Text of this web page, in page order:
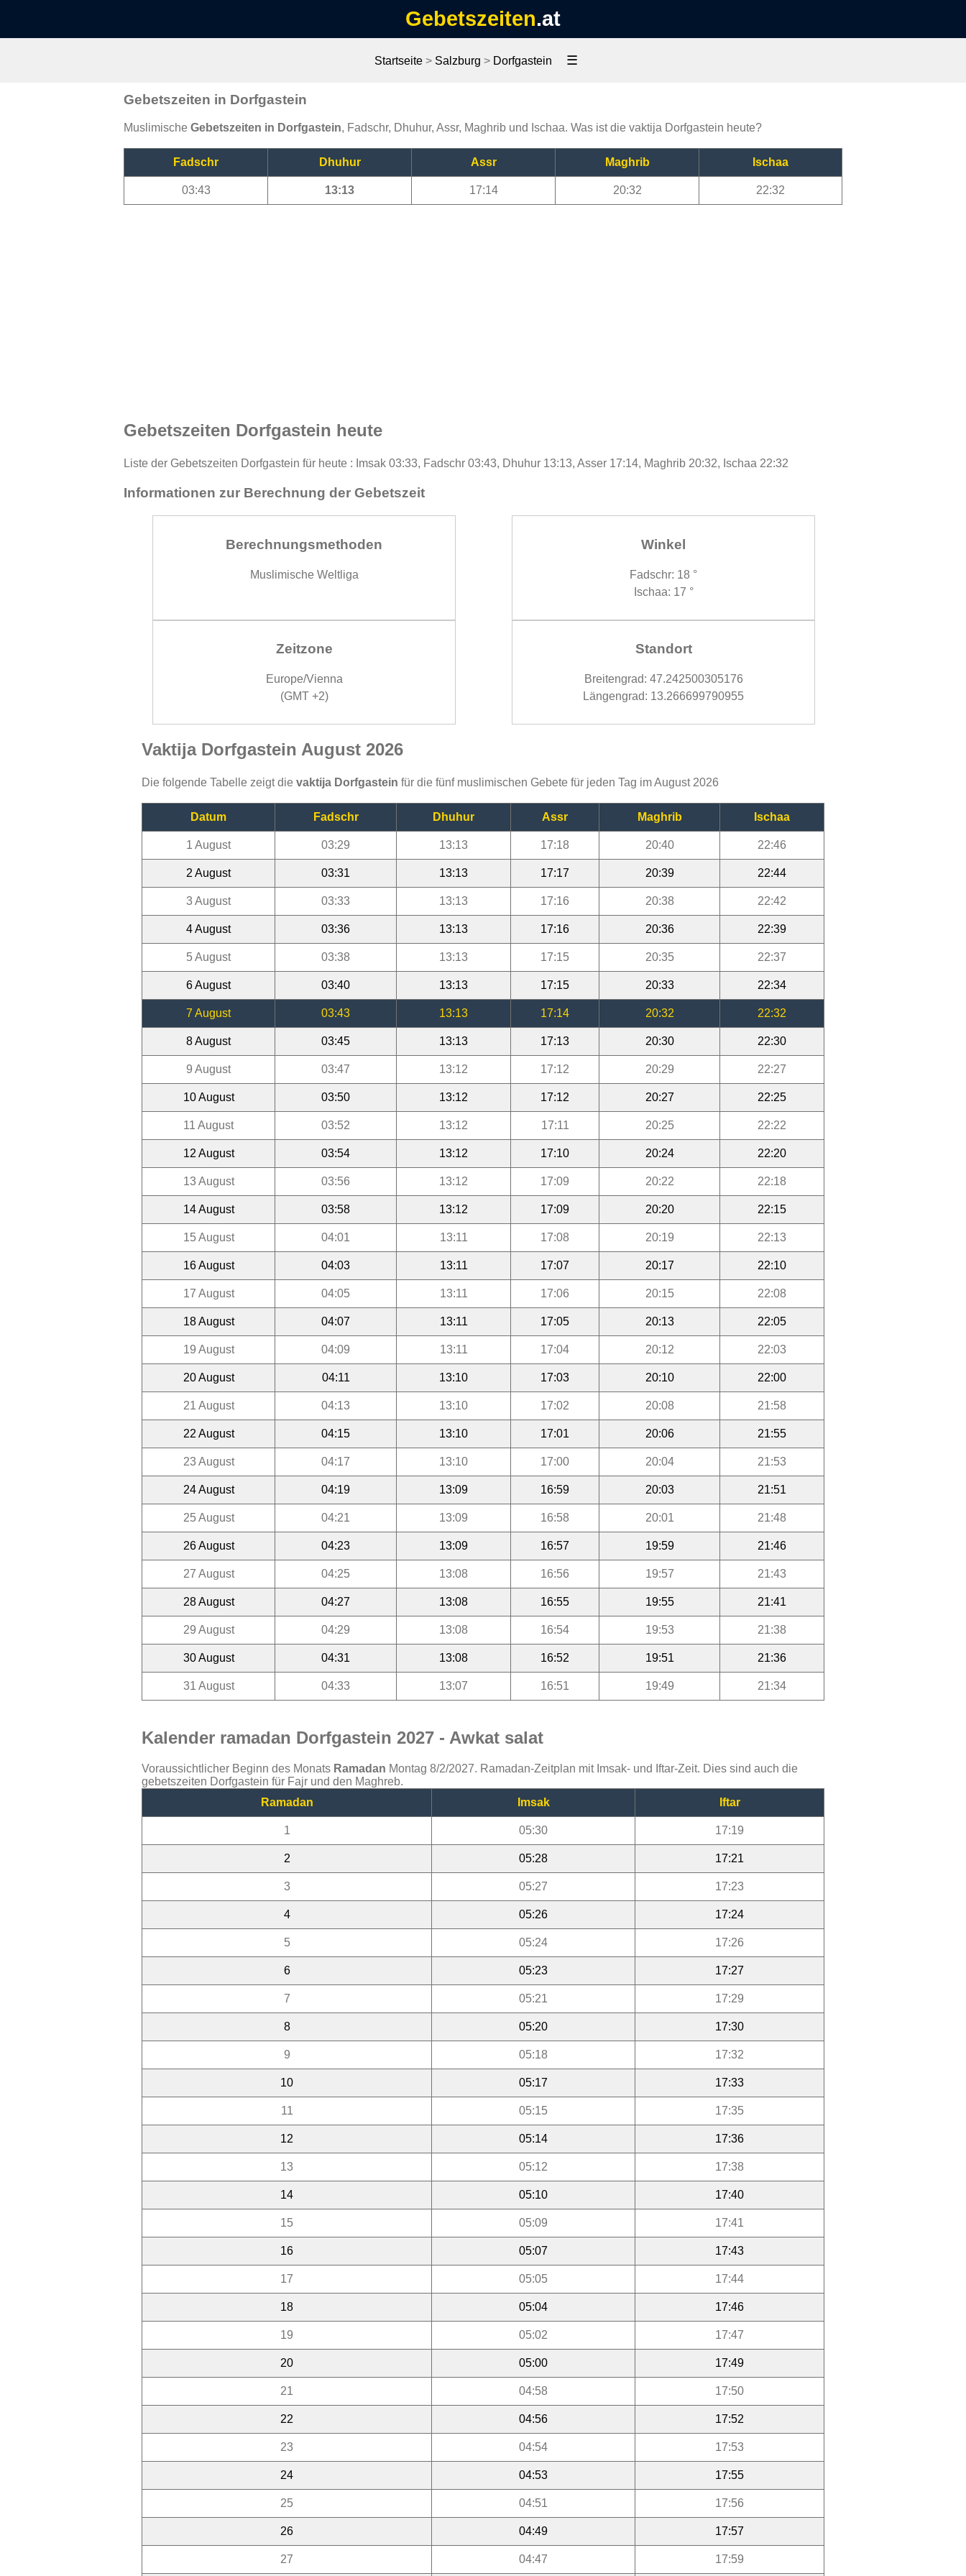
Gebetszeiten.at
Startseite> Salzburg > Dorfgastein ☰
Gebetszeiten in Dorfgastein
Muslimische Gebetszeiten in Dorfgastein, Fadschr, Dhuhur, Assr, Maghrib und Ischaa. Was ist die vaktija Dorfgastein heute?
Fadschr Dhuhur Assr Maghrib Ischaa
03:43 13:13 17:14 20:32 22:32
Gebetszeiten Dorfgastein heute
Liste der Gebetszeiten Dorfgastein für heute : Imsak 03:33, Fadschr 03:43, Dhuhur 13:13, Asser 17:14, Maghrib 20:32, Ischaa 22:32
Informationen zur Berechnung der Gebetszeit
Berechnungsmethoden
Muslimische Weltliga
Winkel
Fadschr: 18 °
Ischaa: 17 °
Zeitzone
Europe/Vienna
(GMT +2)
Standort
Breitengrad: 47.242500305176
Längengrad: 13.266699790955
Vaktija Dorfgastein August 2026
Die folgende Tabelle zeigt die vaktija Dorfgastein für die fünf muslimischen Gebete für jeden Tag im August 2026
Datum Fadschr Dhuhur Assr Maghrib Ischaa
1 August 03:29 13:13 17:18 20:40 22:46
2 August 03:31 13:13 17:17 20:39 22:44
3 August 03:33 13:13 17:16 20:38 22:42
4 August 03:36 13:13 17:16 20:36 22:39
5 August 03:38 13:13 17:15 20:35 22:37
6 August 03:40 13:13 17:15 20:33 22:34
7 August 03:43 13:13 17:14 20:32 22:32
8 August 03:45 13:13 17:13 20:30 22:30
9 August 03:47 13:12 17:12 20:29 22:27
10 August 03:50 13:12 17:12 20:27 22:25
11 August 03:52 13:12 17:11 20:25 22:22
12 August 03:54 13:12 17:10 20:24 22:20
13 August 03:56 13:12 17:09 20:22 22:18
14 August 03:58 13:12 17:09 20:20 22:15
15 August 04:01 13:11 17:08 20:19 22:13
16 August 04:03 13:11 17:07 20:17 22:10
17 August 04:05 13:11 17:06 20:15 22:08
18 August 04:07 13:11 17:05 20:13 22:05
19 August 04:09 13:11 17:04 20:12 22:03
20 August 04:11 13:10 17:03 20:10 22:00
21 August 04:13 13:10 17:02 20:08 21:58
22 August 04:15 13:10 17:01 20:06 21:55
23 August 04:17 13:10 17:00 20:04 21:53
24 August 04:19 13:09 16:59 20:03 21:51
25 August 04:21 13:09 16:58 20:01 21:48
26 August 04:23 13:09 16:57 19:59 21:46
27 August 04:25 13:08 16:56 19:57 21:43
28 August 04:27 13:08 16:55 19:55 21:41
29 August 04:29 13:08 16:54 19:53 21:38
30 August 04:31 13:08 16:52 19:51 21:36
31 August 04:33 13:07 16:51 19:49 21:34
Kalender ramadan Dorfgastein 2027 - Awkat salat
Voraussichtlicher Beginn des Monats Ramadan Montag 8/2/2027. Ramadan-Zeitplan mit Imsak- und Iftar-Zeit. Dies sind auch die
gebetszeiten Dorfgastein für Fajr und den Maghreb.
Ramadan
Imsak Iftar
1 05:30 17:19
2 05:28 17:21
3 05:27 17:23
4 05:26 17:24
5 05:24 17:26
6 05:23 17:27
7 05:21 17:29
8 05:20 17:30
9 05:18 17:32
10 05:17 17:33
11 05:15 17:35
12 05:14 17:36
13 05:12 17:38
14 05:10 17:40
15 05:09 17:41
16 05:07 17:43
17 05:05 17:44
18 05:04 17:46
19 05:02 17:47
20 05:00 17:49
21 04:58 17:50
22 04:56 17:52
23 04:54 17:53
24 04:53 17:55
25 04:51 17:56
26 04:49 17:57
27 04:47 17:59